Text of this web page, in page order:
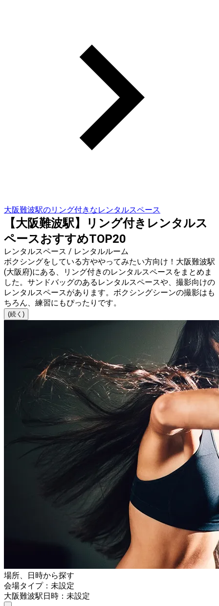
大阪難波駅のリング付きなレンタルスペース
【大阪難波駅】リング付きレンタルス
ペースおすすめTOP20
レンタルスペース / レンタルルーム
ボクシングをしている方ややってみたい方向け！大阪難波駅
(大阪府)にある、リング付きのレンタルスペースをまとめま
した。サンドバッグのあるレンタルスペースや、撮影向けの
レンタルスペースがあります。ボクシングシーンの撮影はも
ちろん、練習にもぴったりです。
(続く)
場所、日時から探す
会場タイプ：未設定
大阪難波駅日時：未設定